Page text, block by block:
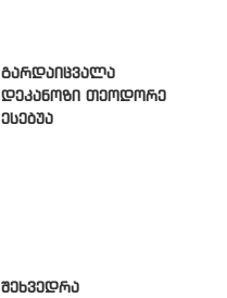
გარდაიცვალა
დეკანოზი თეოდორე
ესებუა
შეხვედრა